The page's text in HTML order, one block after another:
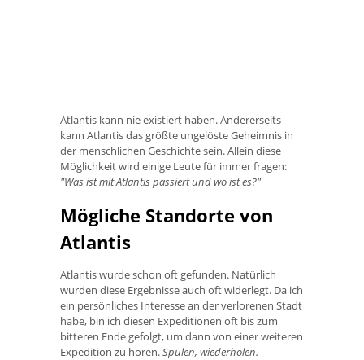
Atlantis kann nie existiert haben. Andererseits
kann Atlantis das größte ungelöste Geheimnis in
der menschlichen Geschichte sein. Allein diese
Möglichkeit wird einige Leute für immer fragen:
"Was ist mit Atlantis passiert und wo ist es?"
Mögliche Standorte von
Atlantis
Atlantis wurde schon oft gefunden. Natürlich
wurden diese Ergebnisse auch oft widerlegt. Da ich
ein persönliches Interesse an der verlorenen Stadt
habe, bin ich diesen Expeditionen oft bis zum
bitteren Ende gefolgt, um dann von einer weiteren
Expedition zu hören.Spülen, wiederholen.